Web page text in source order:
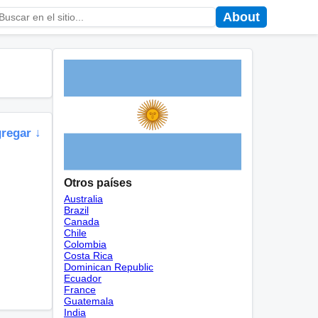
About
↓
Otros países
Australia
Brazil
Canada
Chile
Colombia
Costa Rica
Dominican Republic
Ecuador
France
Guatemala
India